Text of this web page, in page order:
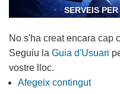
SERVEIS
No s'ha creat encara cap
Seguiu la Guia d'Usuari
vostre lloc.
Afegeix contingut